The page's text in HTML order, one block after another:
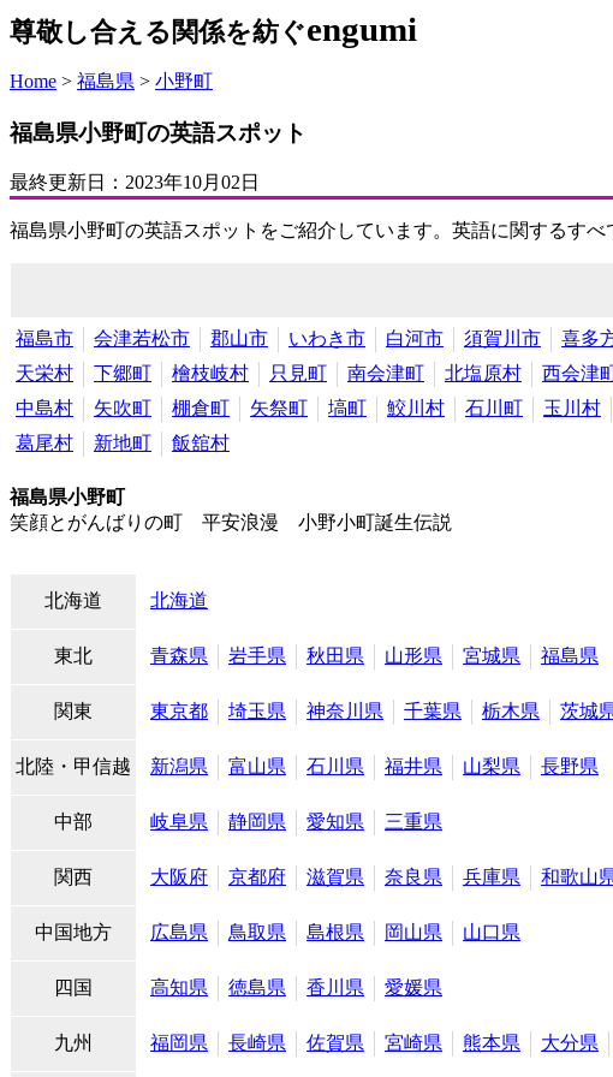
尊敬し合える関係を紡ぐengumi
Home > 福島県 > 小野町
福島県小野町の英語スポット
最終更新日： 2023年10月02日
福島県小野町の英語スポットをご紹介しています。英語に関するす
福島市 会津若松市 郡山市 いわき市 白河市 須賀川市 喜多
天栄村
下郷町 檜枝岐村 只見町 南会津町 北塩原村 西会津
中島村
矢吹町 棚倉町 矢祭町 塙町 鮫川村 石川町 玉川村
葛尾村
新地町 飯舘村
福島県小野町
笑顔とがんばりの町 平安浪漫 小野小町誕生伝説
北海道 北海道
東北 青森県 岩手県 秋田県 山形県 宮城県 福島県
関東 東京都 埼玉県 神奈川県 千葉県 栃木県 茨城
北陸・甲信越 新潟県 富山県 石川県 福井県 山梨県 長野県
中部 岐阜県 静岡県 愛知県 三重県
関西 大阪府 京都府 滋賀県 奈良県 兵庫県 和歌山
中国地方 広島県 鳥取県 島根県 岡山県 山口県
四国 高知県 徳島県 香川県 愛媛県
九州 福岡県 長崎県 佐賀県 宮崎県 熊本県 大分県